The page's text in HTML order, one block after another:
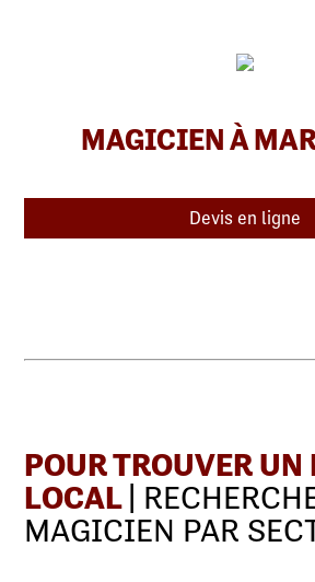
MAGICIEN À
Devis en ligne
POUR TROUVER
LOCAL |
MAGICIEN PAR